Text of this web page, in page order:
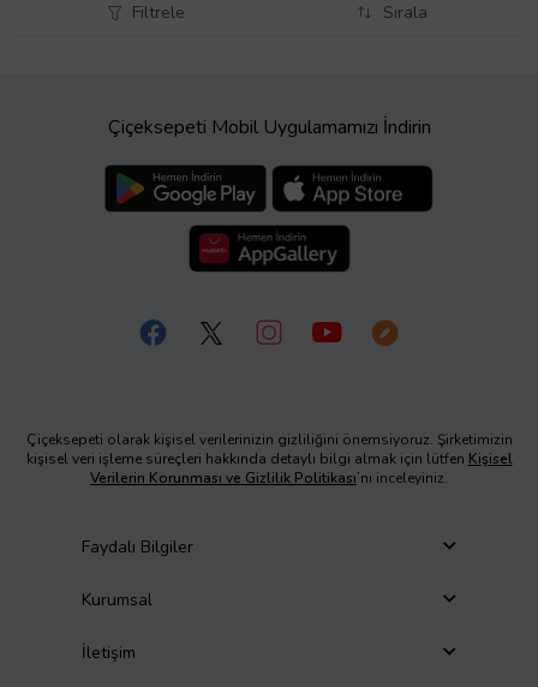
Filtrele Sırala
Çiçeksepeti Mobil Uygulamamızı İndirin
Çiçeksepeti olarak kişisel verilerinizin gizliliğini önemsiyoruz. Şirketimizin
kişisel veri işleme süreçleri hakkında detaylı bilgi almak için lütfen Kişisel
Verilerin Korunması ve Gizlilik Politikası’nı inceleyiniz.
Faydalı Bilgiler
Kurumsal
İletişim